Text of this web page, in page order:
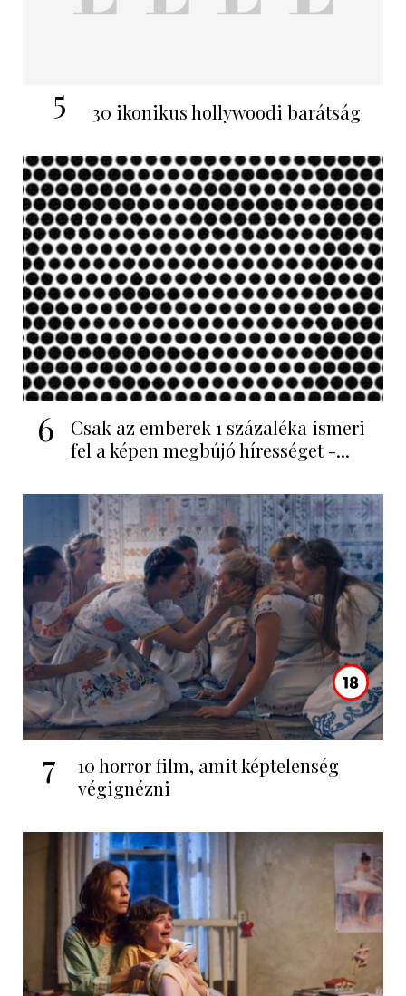
5 30 ikonikus hollywoodi barátság
6
Csak az emberek 1 százaléka ismeri
fel a képen megbújó hírességet -...
7
10 horror film, amit képtelenség
végignézni